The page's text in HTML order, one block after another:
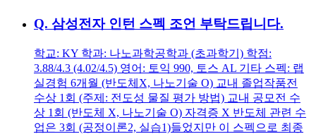
Q. 삼성전자 인턴 스펙 조언 부탁드립니다.
학교: KY 학과: 나노과학공학과 (초과학기) 학점:
3.88/4.3 (4.02/4.5) 영어: 토익 990, 토스 AL 기타 스펙: 랩
실경험 6개월 (반도체X, 나노기술 O) 교내 졸업작품전
수상 1회 (주제: 전도성 물질 평가 방법) 교내 공모전 수
상 1회 (반도체 X, 나노기술 O) 자격증 X 반도체 관련 수
업은 3회 (공정이론2, 실습1)들었지만 이 스펙으로 최종